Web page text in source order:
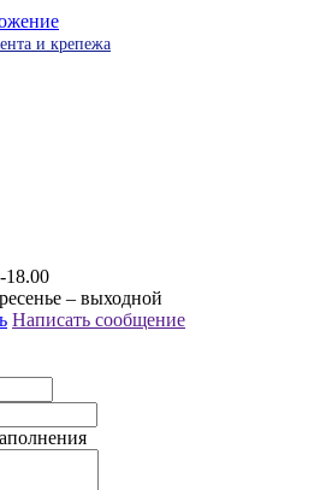
и крепежа
18.00
– выходной
Написать сообщение